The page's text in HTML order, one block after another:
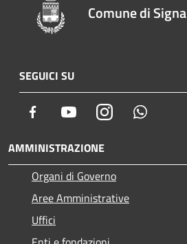
Comune di Signa
SEGUICI SU
Facebook YoutubeInstagram
AMMINISTRAZIONE
Organi di Governo
Aree Amministrative
Uffici